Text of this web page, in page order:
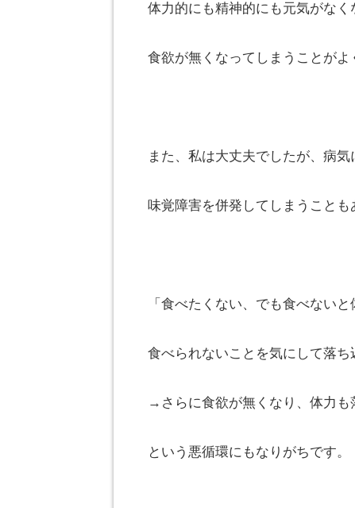
体力的にも精神的にも元気がなく
食欲が無くなってしまうことがよ
また、私は大丈夫でしたが、病
味覚障害を併発してしまうことも
「食べたくない、でも食べない
食べられないことを気にして落ち
→さらに食欲が無くなり、体力も
という悪循環にもなりがちです。